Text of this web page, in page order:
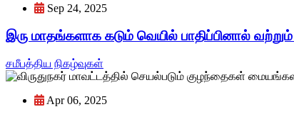
Sep 24, 2025
இரு மாதங்களாக கடும் வெயில் பாதிப்பினால்
சமீபத்திய நிகழ்வுகள்
Apr 06, 2025